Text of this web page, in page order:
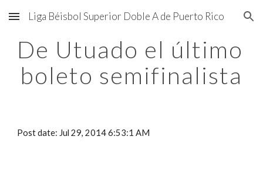
Skip to main content Skip to navigation
Liga Béisbol Superior Doble A de Puerto Rico
De Utuado el último
boleto semifinalista
Post date: Jul 29, 2014 6:53:1 AM